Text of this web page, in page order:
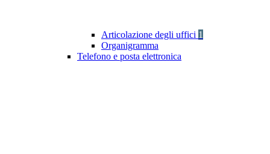
Articolazione degli uffici 1
Organigramma
Telefono e posta elettronica